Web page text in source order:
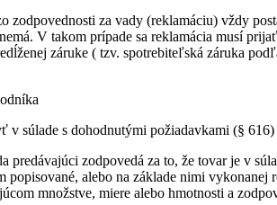
zodpovednosti za vady (reklamáciu) vždy
V takom prípade sa reklamácia musí
záruke ( tzv. spotrebiteľská záruka
v súlade s dohodnutými požiadavkami (§
predávajúci zodpovedá za to, že tovar je v
popisované, alebo na základe nimi
množstve, miere alebo hmotnosti a